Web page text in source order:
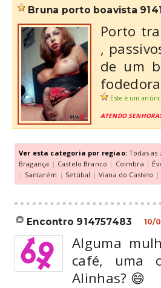
bruna porto boavista
Porto
,
de um
Este é um
ATENDO
Ver esta categoria por regiao: Todas as
Bragança | Castelo Branco | Coimbra |
| Santarém | Setúbal | Viana do Castelo |
encontro 914757483 10/
Alguma
café, uma
Alinhas? 😄